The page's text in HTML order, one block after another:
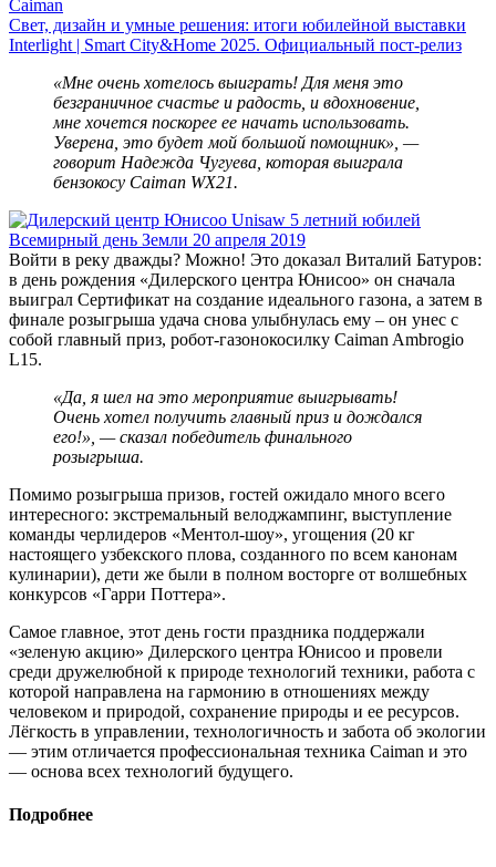
Caiman
Свет, дизайн и умные решения: итоги юбилейной выставки
Interlight | Smart City&Home 2025. Официальный пост-релиз
«Мне очень хотелось выиграть! Для меня это
безграничное счастье и радость, и вдохновение,
мне хочется поскорее ее начать использовать.
Уверена, это будет мой большой помощник», —
говорит Надежда Чугуева, которая выиграла
бензокосу Caiman WX21.
Войти в реку дважды? Можно! Это доказал Виталий Батуров:
в день рождения «Дилерского центра Юнисоо» он сначала
выиграл Сертификат на создание идеального газона, а затем в
финале розыгрыша удача снова улыбнулась ему – он унес с
собой главный приз, робот-газонокосилку Caiman Ambrogio
L15.
«Да, я шел на это мероприятие выигрывать!
Очень хотел получить главный приз и дождался
его!», — сказал победитель финального
розыгрыша.
Помимо розыгрыша призов, гостей ожидало много всего
интересного: экстремальный велоджампинг, выступление
команды черлидеров «Ментол-шоу», угощения (20 кг
настоящего узбекского плова, созданного по всем канонам
кулинарии), дети же были в полном восторге от волшебных
конкурсов «Гарри Поттера».
Самое главное, этот день гости праздника поддержали
«зеленую акцию» Дилерского центра Юнисоо и провели
среди дружелюбной к природе технологий техники, работа с
которой направлена на гармонию в отношениях между
человеком и природой, сохранение природы и ее ресурсов.
Лёгкость в управлении, технологичность и забота об экологии
— этим отличается профессиональная техника Caiman и это
— основа всех технологий будущего.
Подробнее